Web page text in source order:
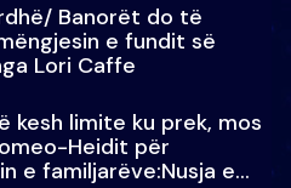
Banorët do të
e fundit së
Lori Caffe
kesh limite ku prek, mos
Heidit për
e familjarëve:Nusja e